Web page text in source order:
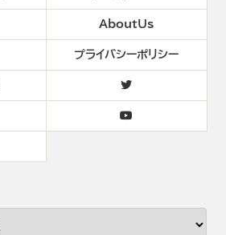
AboutUs
プライバシーポリシー